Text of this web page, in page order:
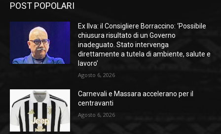
POST POPOLARI
Ex Ilva: il Consigliere Borraccino: ‘Possibile
chiusura risultato di un Governo
inadeguato. Stato intervenga
direttamente a tutela di ambiente, salute e
lavoro’
Agosto 6, 2026
Carnevali e Massara accelerano per il
centravanti
Agosto 6, 2026